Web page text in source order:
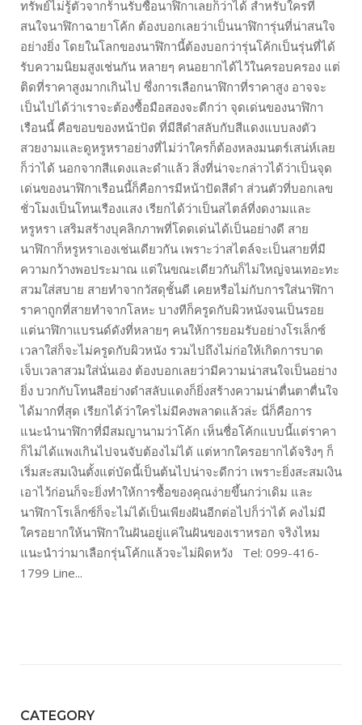
ทรัพย์ไม่รู้ตัวจากร้านรับซื้อนาฬิกาเลยก็ว่าได้ สำหรับใครที่
สนใจนาฬิกาฉายาโค้ก ต้องบอกเลยว่าเป็นนาฬิการุ่นที่น่าสนใจ
อย่างยิ่ง โดยในโลกของนาฬิกานี้ต้องบอกว่ารุ่นโค้กเป็นรุ่นที่ได้
รับความนิยมสูงเช่นกัน หลายๆ คนอยากได้ไว้ในครอบครอง แต่
ติดที่ราคาสูงมากเกินไป ซึ่งการเลือกนาฬิกาที่ราคาสูง อาจจะ
เป็นไปได้ว่าเราจะต้องซื้อมือสองจะดีกว่า จุดเด่นของนาฬิกา
เรือนนี้ คือขอบของหน้าปัด ที่มีสีดำสลับกับสีแดงแบบลงตัว
สวยงามและดูหรูหราอย่างที่ไม่ว่าใครก็ต้องหลงมนตร์เสน่ห์เลย
ก็ว่าได้ นอกจากสีแดงและดำแล้ว สิ่งที่น่าจะกล่าวได้ว่าเป็นจุด
เด่นของนาฬิกาเรือนนี้ก็คือการมีหน้าปัดสีดำ ส่วนตัวที่บอกเลข
ชั่วโมงเป็นโทนเรืองแสง เรียกได้ว่าเป็นสไตล์ที่งดงามและ
หรูหรา เสริมสร้างบุคลิกภาพที่โดดเด่นได้เป็นอย่างดี สาย
นาฬิกาก็หรูหราเองเช่นเดียวกัน เพราะว่าสไตล์จะเป็นสายที่มี
ความกว้างพอประมาณ แต่ในขณะเดียวกันก็ไม่ใหญ่จนเทอะทะ
สวมใส่สบาย สายทำจากวัสดุชั้นดี เคยหรือไม่กับการใส่นาฬิกา
ราคาถูกที่สายทำจากโลหะ บางทีก็ครูดกับผิวหนังจนเป็นรอย
แต่นาฬิกาแบรนด์ดังที่หลายๆ คนให้การยอมรับอย่างโรเล็กซ์
เวลาใส่ก็จะไม่ครูดกับผิวหนัง รวมไปถึงไม่ก่อให้เกิดการบาด
เจ็บเวลาสวมใส่นั่นเอง ต้องบอกเลยว่ามีความน่าสนใจเป็นอย่าง
ยิ่ง บวกกับโทนสีอย่างดำสลับแดงก็ยิ่งสร้างความน่าตื่นตาตื่นใจ
ได้มากที่สุด เรียกได้ว่าใครไม่มีคงพลาดแล้วล่ะ นี่ก็คือการ
แนะนำนาฬิกาที่มีสมญานามว่าโค้ก เห็นชื่อโค้กแบบนี้แต่ราคา
ก็ไม่ได้แพงเกินไปจนจับต้องไม่ได้ แต่หากใครอยากได้จริงๆ ก็
เริ่มสะสมเงินตั้งแต่บัดนี้เป็นต้นไปน่าจะดีกว่า เพราะยิ่งสะสมเงิน
เอาไว้ก่อนก็จะยิ่งทำให้การซื้อของคุณง่ายขึ้นกว่าเดิม และ
นาฬิกาโรเล็กซ์ก็จะไม่ได้เป็นเพียงฝันอีกต่อไปก็ว่าได้ คงไม่มี
ใครอยากให้นาฬิกาในฝันอยู่แค่ในฝันของเราหรอก จริงไหม
แนะนำว่ามาเลือกรุ่นโค้กแล้วจะไม่ผิดหวัง Tel: 099-416-
1799 Line...
CATEGORY